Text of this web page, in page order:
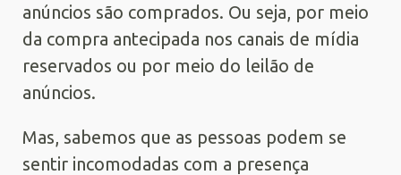
anúncios são comprados. Ou seja, por meio
da compra antecipada nos canais de mídia
reservados ou por meio do leilão de
anúncios.
Mas, sabemos que as pessoas podem se
sentir incomodadas com a presença